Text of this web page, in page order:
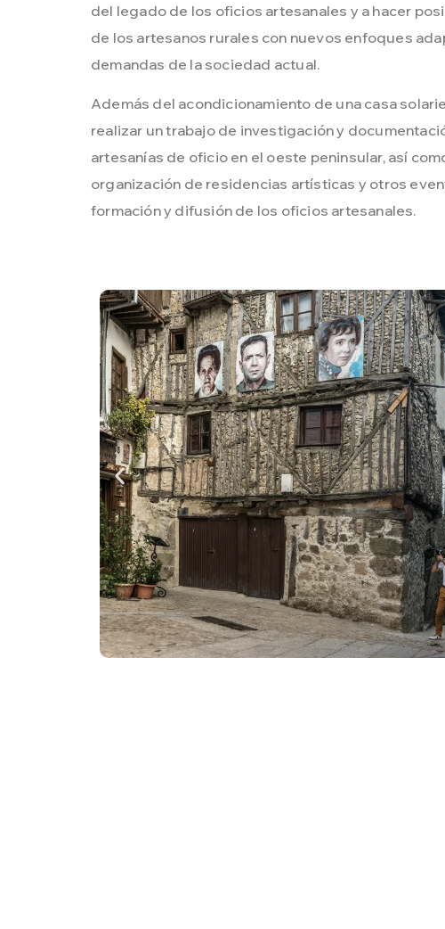
del legado de los oficios artesanales y a hacer
de los artesanos rurales con nuevos enfoques
demandas de la sociedad actual.
Además del acondicionamiento de una casa
realizar un trabajo de investigación y
artesanías de oficio en el oeste peninsular, así
organización de residencias artísticas y otros
formación y difusión de los oficios artesanales.